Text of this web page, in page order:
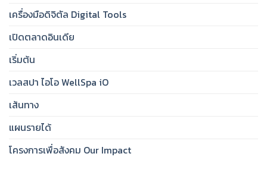
เครื่องมือดิจิตัล Digital Tools
เปิดตลาดอินเดีย
เริ่มต้น
เวลสปา ไอโอ WellSpa iO
เส้นทาง
แผนรายได้
โครงการเพื่อสังคม Our Impact